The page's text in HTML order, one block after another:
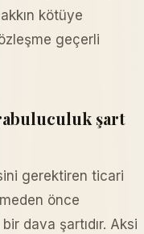
kötüye
geçerli
şart
gerektiren ticari
önce
dava şartıdır. Aksi